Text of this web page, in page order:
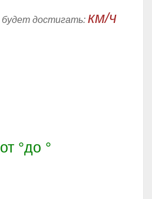
достигать: км/ч
от °до °